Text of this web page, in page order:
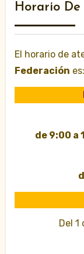
Horario De
El horario de
Federación es:
de 9:00 a
Del